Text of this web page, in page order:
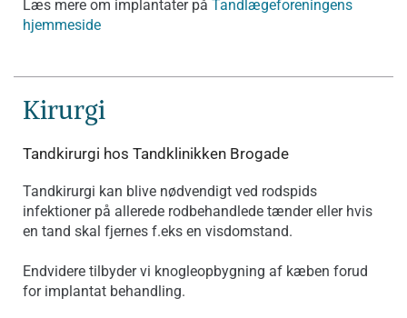
Læs mere om implantater på Tandlægeforeningens
hjemmeside
Kirurgi
Tandkirurgi hos Tandklinikken Brogade
Tandkirurgi kan blive nødvendigt ved rodspids
infektioner på allerede rodbehandlede tænder eller hvis
en tand skal fjernes f.eks en visdomstand.
Endvidere tilbyder vi knogleopbygning af kæben forud
for implantat behandling.